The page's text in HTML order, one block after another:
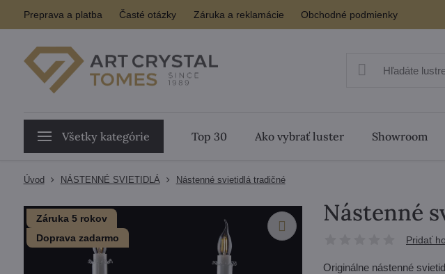
Preprava a platba Časté otázky Záruka a reklamácie Obchodné podmienky
Všetky kategórie Top 30 Ako vybrať luster Showroom
Úvod NÁSTENNÉ SVIETIDLÁ Nástenné svietidlá tradičné
Záruka 5 rokov
Doprava zadarmo
Nástenné
Pridať
Originálne nástenné